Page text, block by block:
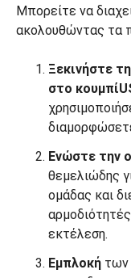
Μπορείτε να
ακολουθώντας τα
Ξεκινήστε
στο
Ενώστε την
θεμελιώδης
ομάδας και
εκτέλεση.
Εμπλοκή των